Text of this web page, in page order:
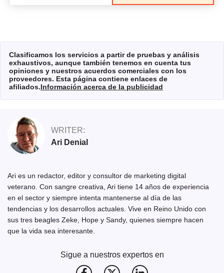
Clasificamos los servicios a partir de pruebas y análisis
exhaustivos, aunque también tenemos en cuenta tus
opiniones y nuestros acuerdos comerciales con los
proveedores. Esta página contiene enlaces de
afiliados.Información acerca de la publicidad
WRITER:
Ari Denial
Ari es un redactor, editor y consultor de marketing digital
veterano. Con sangre creativa, Ari tiene 14 años de experiencia
en el sector y siempre intenta mantenerse al día de las
tendencias y los desarrollos actuales. Vive en Reino Unido con
sus tres beagles Zeke, Hope y Sandy, quienes siempre hacen
que la vida sea interesante.
Sigue a nuestros expertos en